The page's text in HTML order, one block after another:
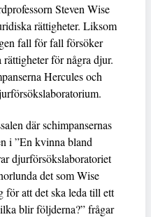
Steven Wise
rättigheter. Liksom
fall för fall försöker
för några djur.
Hercules och
där schimpansernas
i ”En kvinna bland
djurförsökslaboratoriet
det som Wise
för att det ska leda till ett
blir följderna?” frågar